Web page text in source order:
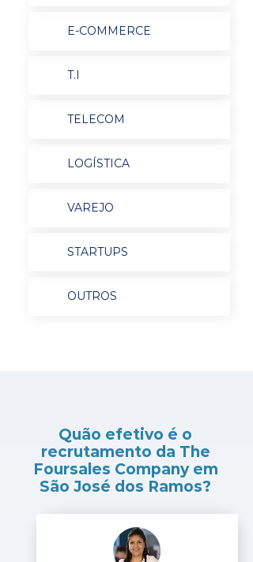
E-COMMERCE
T.I
TELECOM
LOGÍSTICA
VAREJO
STARTUPS
OUTROS
Quão efetivo é o
recrutamento da The
Foursales Company em
São José dos Ramos?